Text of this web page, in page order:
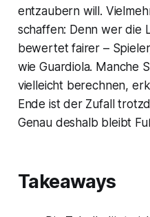
entzaubern will.
schaffen: Denn wer die
bewertet fairer –
wie Guardiola. Manche
vielleicht berechnen,
Ende ist der Zufall
Genau deshalb bleibt
Takeaways